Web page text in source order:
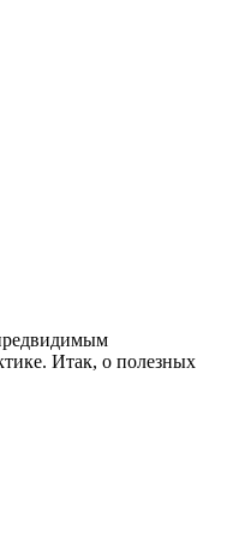
Итак, о полезных